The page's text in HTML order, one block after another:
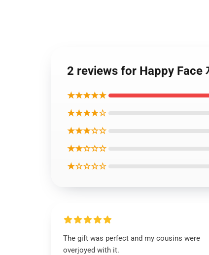
2 reviews for Happy Face
★★★★★
★★★★☆
★★★☆☆
★★☆☆☆
★☆☆☆☆
The gift was perfect and my cousins were
overjoyed with it.